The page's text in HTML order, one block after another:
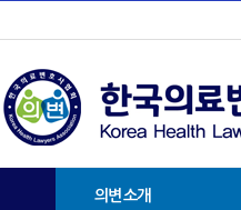
의변 소개